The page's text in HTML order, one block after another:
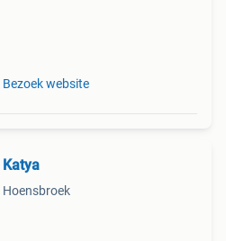
Bezoek website
Katya
Hoensbroek